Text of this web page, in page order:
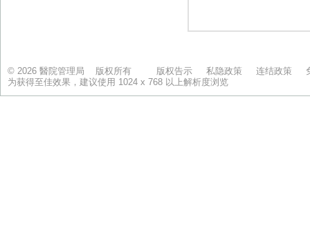
© 2026 醫院管理局 版权所有 版权告示 私隐政策 连结政策
为获得至佳效果，建议使用 1024 x 768 以上解析度浏览